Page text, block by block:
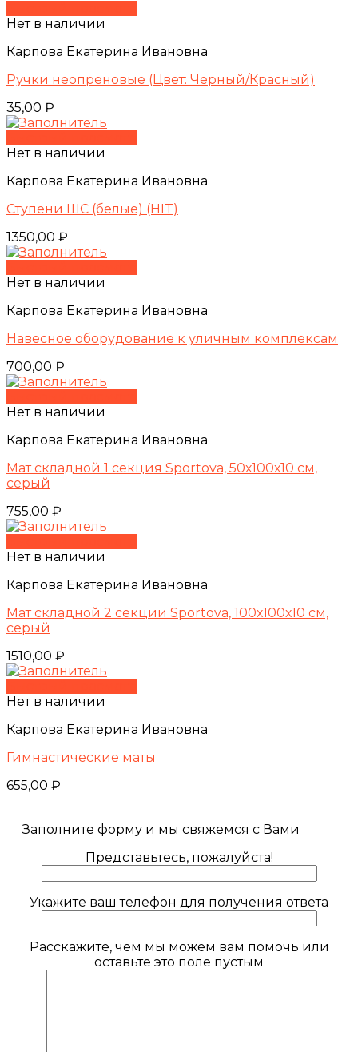
Нет в наличии
Карпова Екатерина Ивановна
Ручки неопреновые (Цвет: Черный/Красный)
35,00 ₽
Нет в наличии
Карпова Екатерина Ивановна
Ступени ШС (белые) (HIT)
1350,00 ₽
Нет в наличии
Карпова Екатерина Ивановна
Навесное оборудование к уличным комплексам
700,00 ₽
Нет в наличии
Карпова Екатерина Ивановна
Мат складной 1 секция Sportova, 50х100х10 см,
серый
755,00 ₽
Нет в наличии
Карпова Екатерина Ивановна
Мат складной 2 секции Sportova, 100х100х10 см,
серый
1510,00 ₽
Нет в наличии
Карпова Екатерина Ивановна
Гимнастические маты
655,00 ₽
Заполните форму и мы свяжемся с Вами
Представьтесь, пожалуйста!
Укажите ваш телефон для получения ответа
Расскажите, чем мы можем вам помочь или
оставьте это поле пустым